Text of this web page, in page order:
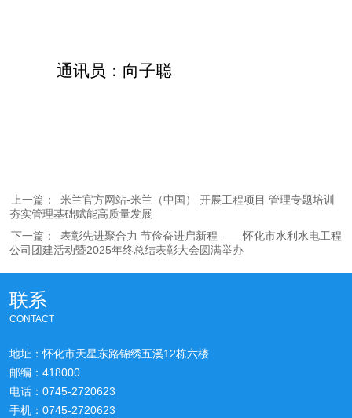
通讯员：向子聪
上一篇：
米兰官方网站-米兰（中国） 开展工程项目 管理专题培训
夯实管理基础赋能高质量发展
下一篇：
表彰先进聚合力 节俭奋进启新程​ ——怀化市水利水电工程
公司团建活动暨2025年终总结表彰大会圆满举办​
联系
CONTACT
地址：怀化市天星东路锦绣五溪12栋六楼
邮编：418000
电话：0745-2720623
手机：0745-2720623